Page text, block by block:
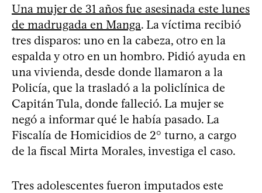
Una mujer de 31 años fue asesinada este lunes
de madrugada en Manga. La víctima recibió
tres disparos: uno en la cabeza, otro en la
espalda y otro en un hombro. Pidió ayuda en
una vivienda, desde donde llamaron a la
Policía, que la trasladó a la policlínica de
Capitán Tula, donde falleció. La mujer se
negó a informar qué le había pasado. La
Fiscalía de Homicidios de 2° turno, a cargo
de la fiscal Mirta Morales, investiga el caso.
Tres adolescentes fueron imputados este